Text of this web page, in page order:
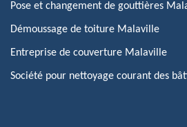
Pose et changement de gouttières
Démoussage de toiture Malaville
Entreprise de couverture Malaville
Société pour nettoyage courant des